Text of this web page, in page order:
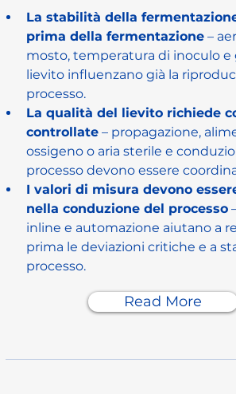
La stabilità della
prima della fermentazione –
mosto, temperatura di inoculo e
lievito influenzano già la
processo.
La qualità del lievito richiede
controllate – propagazione,
ossigeno o aria sterile e
processo devono essere
I valori di misura devono
nella conduzione del processo
inline e automazione aiutano a
prima le deviazioni critiche e a
processo.
Read More